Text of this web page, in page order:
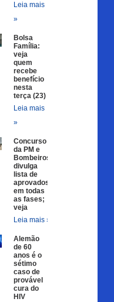
Leia mais
»
Bolsa
Família:
veja
quem
recebe
benefício
nesta
terça (23)
Leia mais
»
Concurso
da PM e
Bombeiros
divulga
lista de
aprovados
em todas
as fases;
veja
Leia mais »
Alemão
de 60
anos é o
sétimo
caso de
provável
cura do
HIV